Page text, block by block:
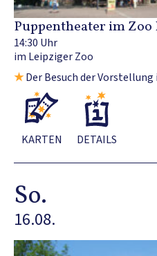
Puppentheater im Zoo
14:30 Uhr
im Leipziger Zoo
★Der Besuch der
KARTEN DETAILS
So.
16.08.